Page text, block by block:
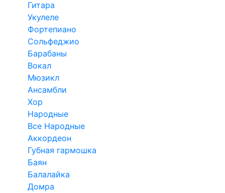
Гитара
Укулеле
Фортепиано
Сольфеджио
Барабаны
Вокал
Мюзикл
Ансамбли
Хор
Народные
Все Народные
Аккордеон
Губная гармошка
Баян
Балалайка
Домра